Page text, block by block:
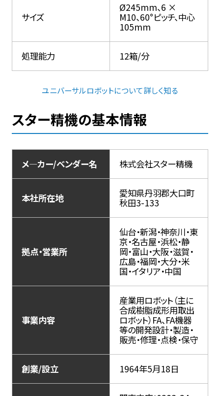
サイズ
Ø245mm、6 ×
M10、60°ピッチ、中心
105mm
処理能力 12箱/分
ユニバーサルロボットについて詳しく知る
スター精機の基本情報
メ―カー/ベンダー名 株式会社スター精機
本社所在地
愛知県丹羽郡大口町
秋田3-133
拠点・営業所
仙台・新潟・神奈川・東
京・名古屋・浜松・静
岡・富山・大阪・滋賀・
広島・福岡・大分・米
国・イタリア・中国
事業内容
産業用ロボット（主に
合成樹脂成形用取出
ロボット）FA、FA機器
等の開発設計・製造・
販売・修理・点検・保守
創業/設立 1964年5月18日